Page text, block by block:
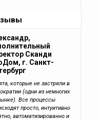
Сканди
г. Санкт-
которые не застряли в
(одни из немногих
Все процессы
просто, интуитивно
автоматизированно и